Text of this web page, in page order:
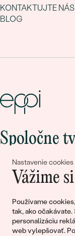
Nastavenie cookies
Vážime
Používame
tak, ako očakávate.
personalizáciu
web vylepšovať.
KONTAKTUJTE NÁS
BLOG
Spoločne
lásky
Pripojte sa k nám!